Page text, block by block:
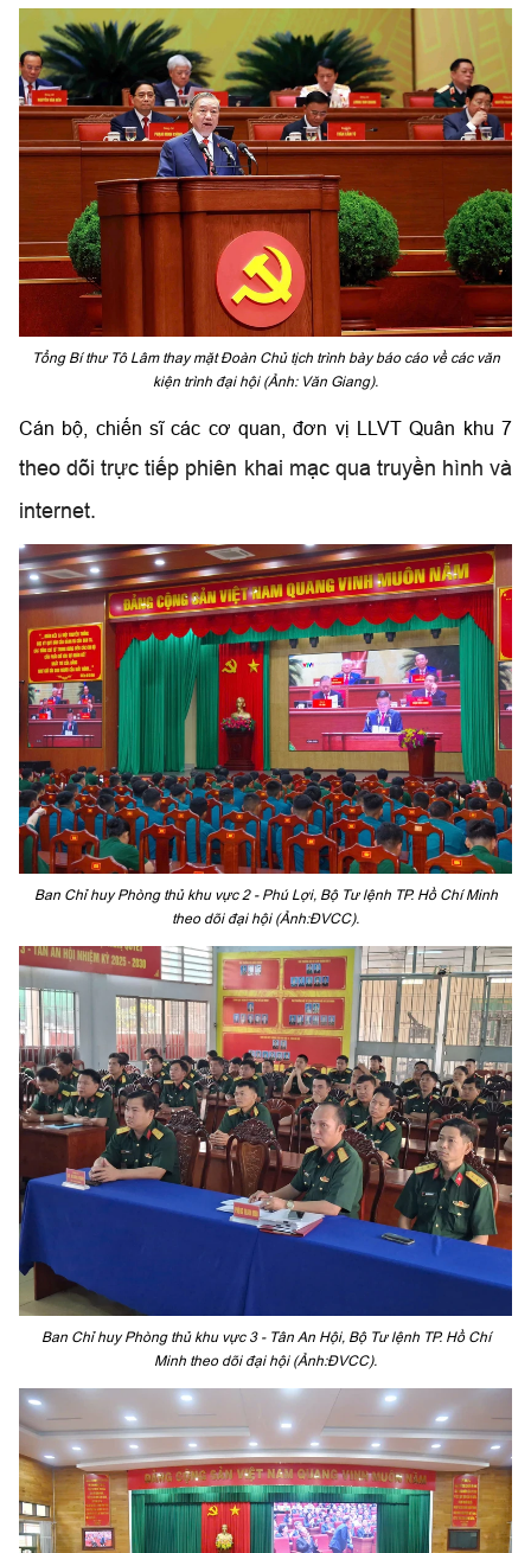
Tổng Bí thư Tô Lâm thay mặt Đoàn Chủ tịch trình bày báo cáo về các văn
kiện trình đại hội (Ảnh: Văn Giang).
Cán bộ, chiến sĩ các cơ quan, đơn vị LLVT Quân khu 7
theo dõi trực tiếp phiên khai mạc qua truyền hình và
internet.
Ban Chỉ huy Phòng thủ khu vực 2 - Phú Lợi, Bộ Tư lệnh TP. Hồ Chí Minh
theo dõi đại hội (Ảnh:ĐVCC).
Ban Chỉ huy Phòng thủ khu vực 3 - Tân An Hội, Bộ Tư lệnh TP. Hồ Chí
Minh theo dõi đại hội (Ảnh:ĐVCC).